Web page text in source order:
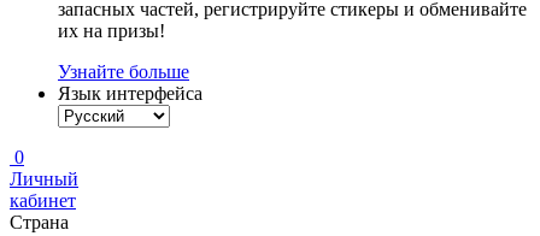
запасных частей, регистрируйте стикеры и обменивайте
их на призы!
Узнайте больше
Язык интерфейса
0
Личный
кабинет
Страна